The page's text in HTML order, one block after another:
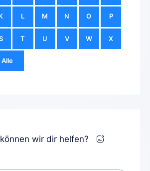
L M N O P
T U V W X
Alle
wir dir helfen?